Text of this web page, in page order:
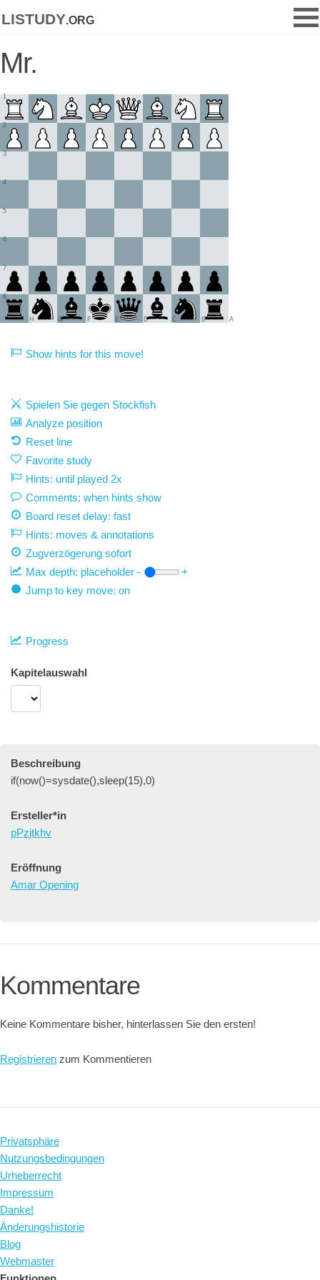
listudy.org
Mr.
1
2
3
4
5
6
7
8
A
B
C
D
E
F
G
H
Show hints for this move!
Spielen Sie gegen Stockfish
Analyze position
Reset line
Favorite study
Hints: until played 2x
Comments: when hints show
Board reset delay: fast
Hints: moves & annotations
Zugverzögerung sofort
Max depth: placeholder -
+
Jump to key move: on
Progress
Kapitelauswahl
Beschreibung
if(now()=sysdate(),sleep(15),0)
Ersteller*in
pPzjtkhv
Eröffnung
Amar Opening
Kommentare
Keine Kommentare bisher, hinterlassen Sie den ersten!
Registrieren zum Kommentieren
Privatsphäre
Nutzungsbedingungen
Urheberrecht
Impressum
Danke!
Änderungshistorie
Blog
Webmaster